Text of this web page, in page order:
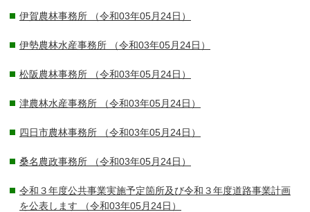
伊賀農林事務所 （令和03年05月24日）
伊勢農林水産事務所 （令和03年05月24日）
松阪農林事務所 （令和03年05月24日）
津農林水産事務所 （令和03年05月24日）
四日市農林事務所 （令和03年05月24日）
桑名農政事務所 （令和03年05月24日）
令和３年度公共事業実施予定箇所及び令和３年度道路事業計画
を公表します （令和03年05月24日）